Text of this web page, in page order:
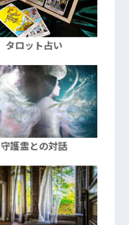
タロット占い
守護霊との対話